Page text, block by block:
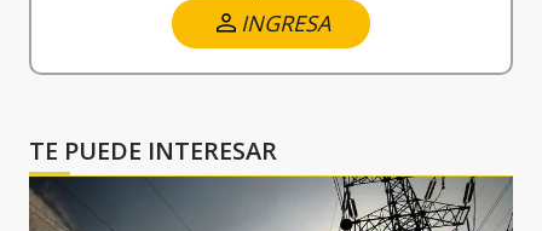
INGRESA
TE PUEDE INTERESAR